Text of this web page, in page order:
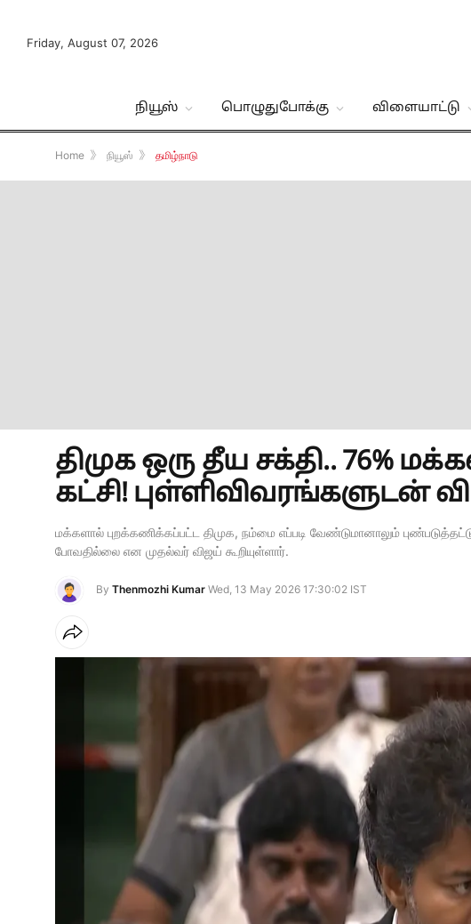
Friday, August 07, 2026
நியூஸ் பொழுதுபோக்கு விளையாட்டு
Home 》 நியூஸ் 》 தமிழ்நாடு
திமுக ஒரு தீய சக்தி.. 76%
கட்சி! புள்ளிவிவரங்களுடன்
மக்களால் புறக்கணிக்கப்பட்ட திமுக, நம்மை எப்படி வேண்டுமானாலும்
போவதில்லை என முதல்வர் விஜய் கூறியுள்ளார்.
By Thenmozhi Kumar Wed, 13 May 2026 17:30:02 IST